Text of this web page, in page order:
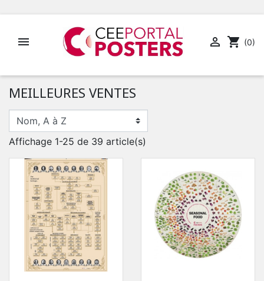
  shopping_cart (0)
MEILLEURES VENTES
Affichage 1-25 de 39 article(s)